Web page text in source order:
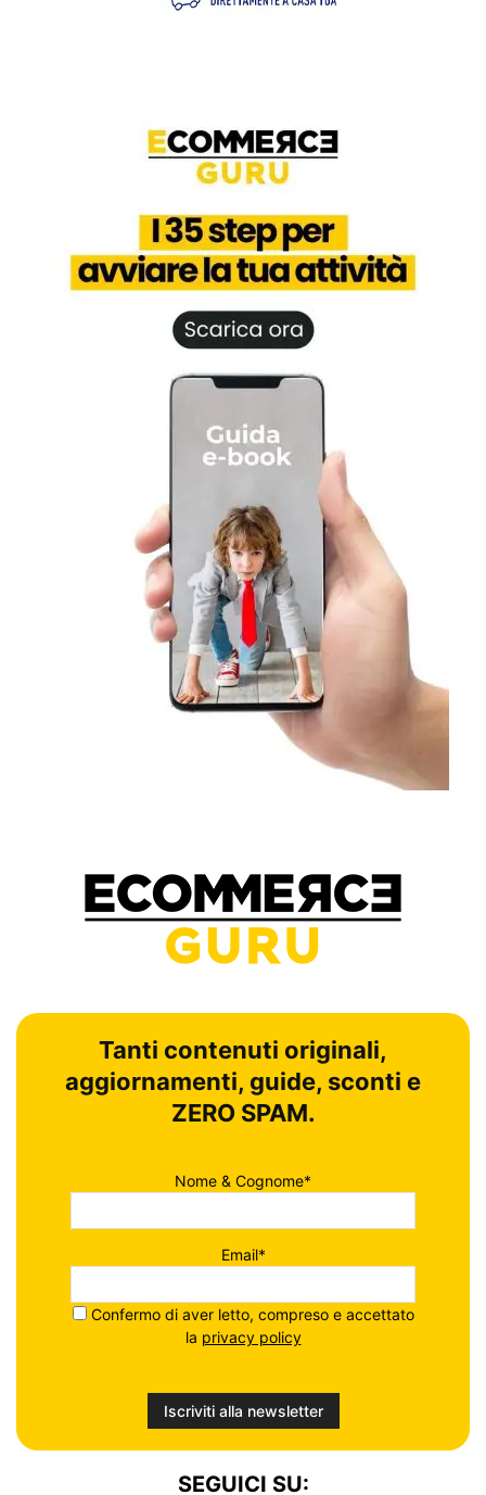
Tanti contenuti originali,
aggiornamenti, guide, sconti e
ZERO SPAM.
Nome & Cognome*
Email*
Confermo di aver letto, compreso e accettato
la privacy policy
SEGUICI SU: